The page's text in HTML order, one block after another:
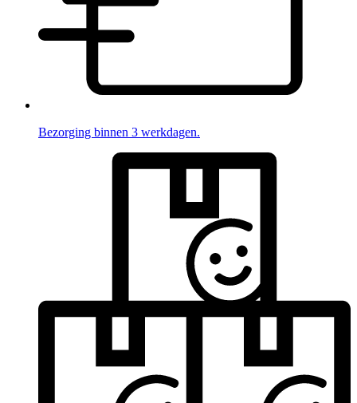
Bezorging binnen 3 werkdagen.